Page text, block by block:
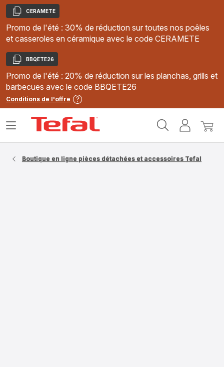
Copier
CERAMETE
Promo de l'été : 30% de réduction sur toutes nos poêles
et casseroles en céramique avec le code CERAMETE
Copier
BBQETE26
Promo de l'été : 20% de réduction sur les planchas, grills et
barbecues avec le code BBQETE26
Conditions de l'offre
MonMon
Ouvrir
Boutique en ligne pièces détachées et accessoires Tefal